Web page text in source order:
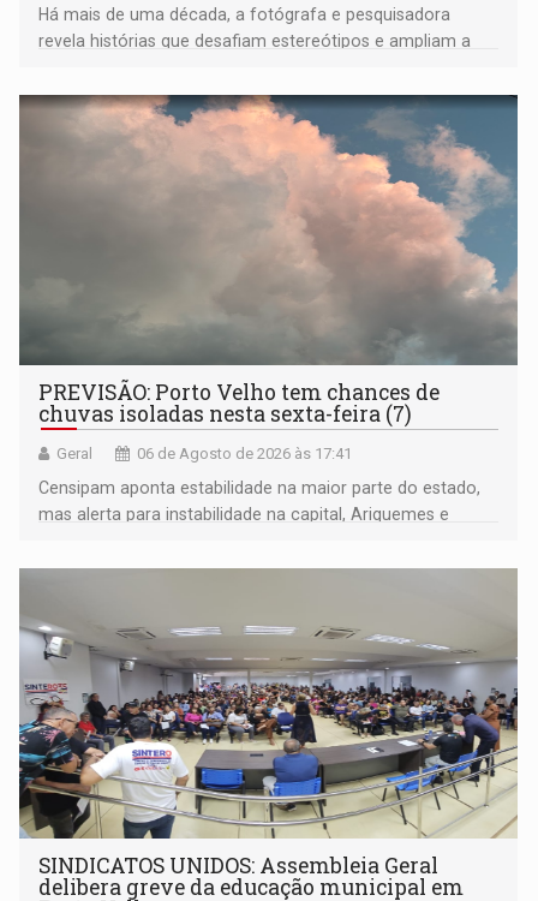
Há mais de uma década, a fotógrafa e pesquisadora
revela histórias que desafiam estereótipos e ampliam a
negras
PREVISÃO: Porto Velho tem chances de
chuvas isoladas nesta sexta-feira (7)
Geral 06 de Agosto de 2026 às 17:41
Censipam aponta estabilidade na maior parte do estado,
mas alerta para instabilidade na capital, Ariquemes e
SINDICATOS UNIDOS: Assembleia Geral
delibera greve da educação municipal em